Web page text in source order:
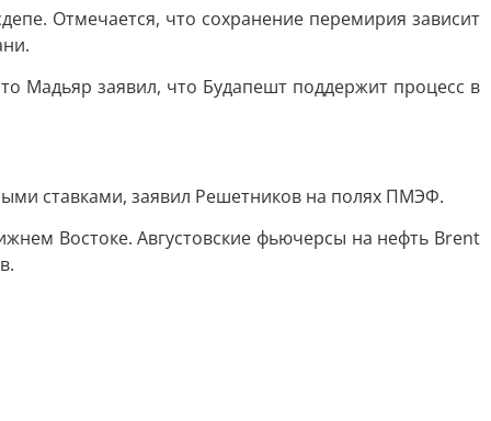
Отмечается, что сохранение перемирия зависит
Мадьяр заявил, что Будапешт поддержит процесс в
ставками, заявил Решетников на полях ПМЭФ.
Востоке. Августовские фьючерсы на нефть Brent